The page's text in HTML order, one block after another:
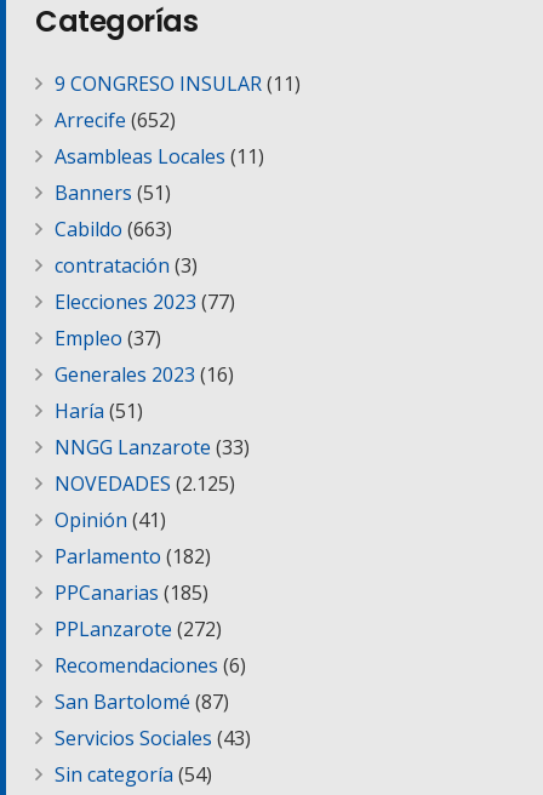
Categorías
9 CONGRESO INSULAR(11)
Arrecife (652)
Asambleas Locales (11)
Banners (51)
Cabildo (663)
contratación (3)
Elecciones 2023 (77)
Empleo (37)
Generales 2023 (16)
Haría (51)
NNGG Lanzarote (33)
NOVEDADES (2.125)
Opinión (41)
Parlamento (182)
PPCanarias (185)
PPLanzarote (272)
Recomendaciones (6)
San Bartolomé (87)
Servicios Sociales (43)
Sin categoría (54)